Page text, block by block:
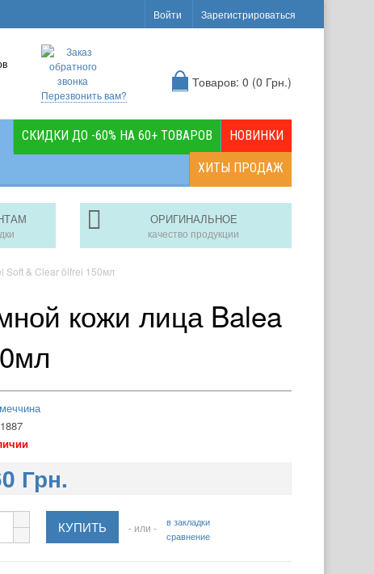
Войти Зарегистрироваться
Перезвонить вам?
Товаров: 0 (0 Грн.)
НОВИНКИ
СКИДКИ ДО -60% НА 60+ ТОВАРОВ
ХИТЫ ПРОДАЖ
ОРИГИНАЛЬНОЕ
качество продукции
Soft & Clear ölfrei 150мл
кожи лица Balea
Грн.
- или -
в закладки
сравнение